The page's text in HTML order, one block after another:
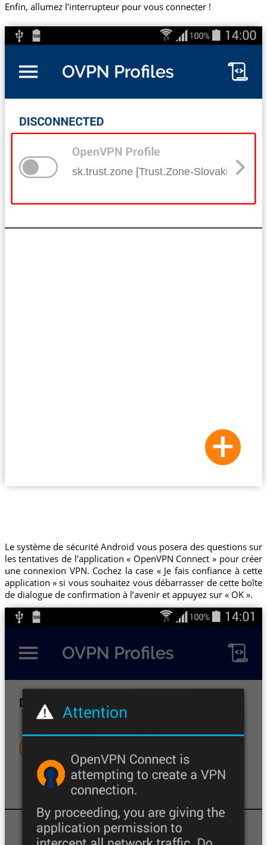
Enfin, allumez l’interrupteur pour vous connecter !
sk.trust.zone [Trust.Zone-Slovakia]
Le système de sécurité Android vous posera des questions sur
les tentatives de l’application « OpenVPN Connect » pour créer
une connexion VPN. Cochez la case « Je fais confiance à cette
application » si vous souhaitez vous débarrasser de cette boîte
de dialogue de confirmation à l’avenir et appuyez sur « OK ».